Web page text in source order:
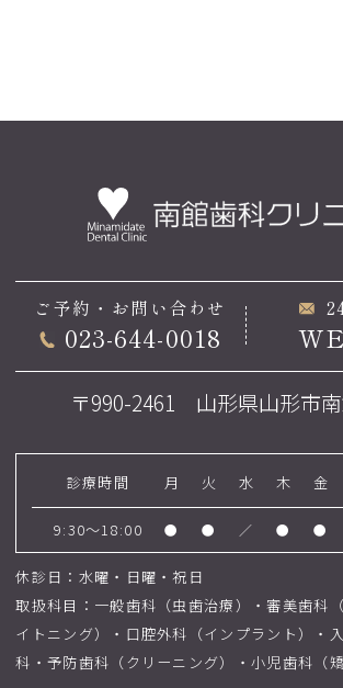
ご予約・お問い合わせ
023-644-0018
〒990-2461 山形県山形市
診療時間 月 火 水 木 金
9:30～18:00 ● ● ／ ● ●
休診日：水曜・日曜・祝日
取扱科目：一般歯科（虫歯治療）・審美歯科
イトニング）・口腔外科（インプラント）・
科・予防歯科（クリーニング）・小児歯科（矯